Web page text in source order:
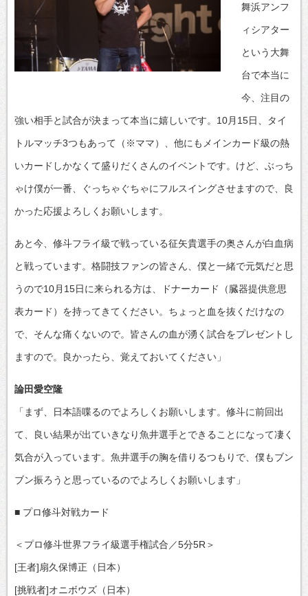
舞浜アンフ
ィシアター
という大舞
台で本当に
今、注目の
強い相手と試合が決まって本当に嬉しいです。10月15日、タイ
トルマッチ3つもあって（※ママ）、他にもメインカード級の熱
いカードしかなくて盛りだくさんのイベントです。けど、ぶっち
ゃけ僕が一番、ぐっちゃぐちゃにフルスイングさせますので、良
かった応援よろしくお願いします。
あと今、修斗フライ級で戦っている征矢貴選手の奥さんが白血病
と戦っています。格闘技ファンの皆さん、僕と一緒で元気だと思
うので10月15日に来られる方は、ドナーカード（臓器提供意思
表カード）を持ってきてください。ちょっと血を抜くだけなの
で、そんな痛くないので。皆さんの血が湧く試合をプレゼントし
ますので。良かったら、覚えておいてください」
論田愛空隆
「まず、日本語喋るのでよろしくお願いします。修斗に前回出
て、良い結果が出ていきなり魚井選手とできることになって凄く
気合が入っています。魚井選手の胸を借りるつもりで、僕もブン
ブン振ろうと思っているのでよろしくお願いします」
■ プロ修斗対戦カード
＜プロ修斗世界フライ級選手権試合／5分5R＞
[王者]扇久保博正（日本）
[挑戦者]オニボウズ（日本）